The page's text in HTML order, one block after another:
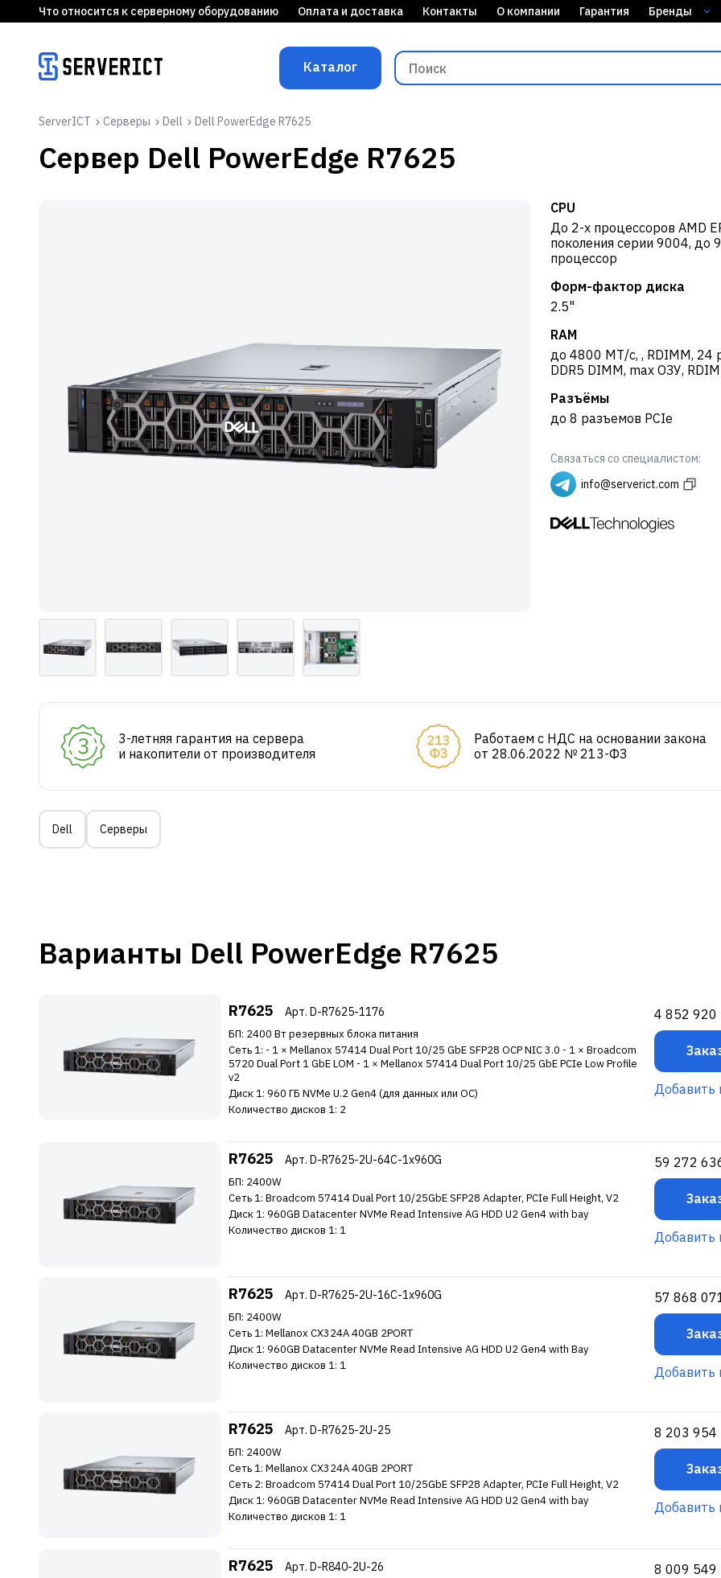
Что относится к серверному оборудованию Оплата и доставка Контакты О компании Гарантия Бренды
Каталог
ServerICT Серверы Dell Dell PowerEdge R7625
Сервер Dell PowerEdge R7625
CPU
До 2-х процессоров AMD
поколения серии 9004, до
процессор
Форм-фактор диска
2.5"
RAM
до 4800 МТ/с, , RDIMM, 24
DDR5 DIMM, max ОЗУ,
Разъёмы
до 8 разъемов PCIe
Связаться со специалистом:
info@serverict.com
3-летняя гарантия на сервера
и накопители от производителя
Работаем с НДС на основании закона
от 28.06.2022 № 213-ФЗ
Dell Серверы
Варианты Dell PowerEdge R7625
R7625 Арт. D-R7625-1176
БП: 2400 Вт резервных блока питания
Сеть 1: - 1 × Mellanox 57414 Dual Port 10/25 GbE SFP28 OCP NIC 3.0 - 1 × Broadcom
5720 Dual Port 1 GbE LOM - 1 × Mellanox 57414 Dual Port 10/25 GbE PCIe Low Profile
v2
Диск 1: 960 ГБ NVMe U.2 Gen4 (для данных или ОС)
Количество дисков 1: 2
4 852 920
Добавить
R7625 Арт. D-R7625-2U-64C-1x960G
БП: 2400W
Сеть 1: Broadcom 57414 Dual Port 10/25GbE SFP28 Adapter, PCIe Full Height, V2
Диск 1: 960GB Datacenter NVMe Read Intensive AG HDD U2 Gen4 with bay
Количество дисков 1: 1
59 272
Добавить
R7625 Арт. D-R7625-2U-16C-1x960G
БП: 2400W
Сеть 1: Mellanox CX324A 40GB 2PORT
Диск 1: 960GB Datacenter NVMe Read Intensive AG HDD U2 Gen4 with Bay
Количество дисков 1: 1
57 868
Добавить
R7625 Арт. D-R7625-2U-25
БП: 2400W
Сеть 1: Mellanox CX324A 40GB 2PORT
Сеть 2: Broadcom 57414 Dual Port 10/25GbE SFP28 Adapter, PCIe Full Height, V2
Диск 1: 960GB Datacenter NVMe Read Intensive AG HDD U2 Gen4 with bay
Количество дисков 1: 1
8 203 954
Добавить
R7625 Арт. D-R840-2U-26 8 009 549